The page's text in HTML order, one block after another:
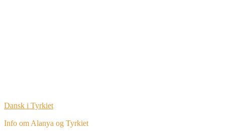
Dansk i Tyrkiet
Info om Alanya og Tyrkiet